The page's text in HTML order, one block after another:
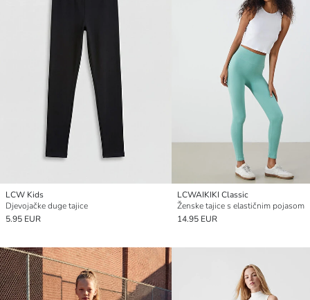
LCW Kids
Djevojačke duge tajice
5.95 EUR
LCWAIKIKI Classic
Ženske tajice s elastičnim pojasom
14.95 EUR